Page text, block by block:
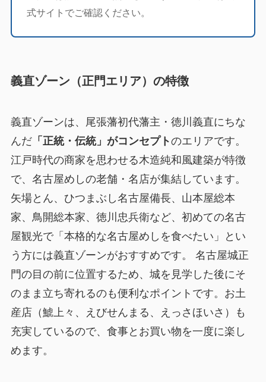
式サイトでご確認ください。
義直ゾーン（正門エリア）の特徴
義直ゾーンは、尾張藩初代藩主・徳川義直にちな
んだ「正統・伝統」がコンセプトのエリアです。
江戸時代の商家を思わせる木造純和風建築が特徴
で、名古屋めしの老舗・名店が集結しています。
矢場とん、ひつまぶし名古屋備長、山本屋総本
家、鳥開総本家、徳川忠兵衛など、初めての名古
屋観光で「本格的な名古屋めしを食べたい」とい
う方には義直ゾーンがおすすめです。 名古屋城正
門の目の前に位置するため、城を見学した後にそ
のまま立ち寄れるのも便利なポイントです。お土
産店（鯱上々、えびせんまる、えっさほいさ）も
充実しているので、食事とお買い物を一度に楽し
めます。